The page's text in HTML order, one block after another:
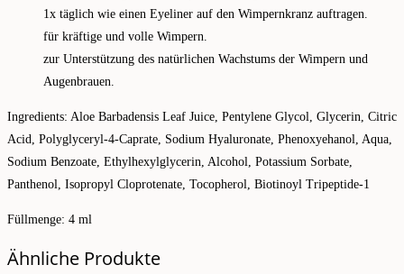
1x täglich wie einen Eyeliner auf den Wimpernkranz auftragen.
für kräftige und volle Wimpern.
zur Unterstützung des natürlichen Wachstums der Wimpern und
Augenbrauen.
Ingredients: Aloe Barbadensis Leaf Juice, Pentylene Glycol, Glycerin, Citric
Acid, Polyglyceryl-4-Caprate, Sodium Hyaluronate, Phenoxyehanol, Aqua,
Sodium Benzoate, Ethylhexylglycerin, Alcohol, Potassium Sorbate,
Panthenol, Isopropyl Cloprotenate, Tocopherol, Biotinoyl Tripeptide-1
Füllmenge: 4 ml
Ähnliche Produkte